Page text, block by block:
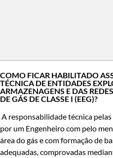
COMO FICAR HABILITADO
TÉCNICA DE ENTIDADES
ARMAZENAGENS E DAS
DE GÁS DE CLASSE I (EEG)?
A responsabilidade técnica pelas
por um Engenheiro com pelo
área do gás e com formação de
adequadas, comprovadas